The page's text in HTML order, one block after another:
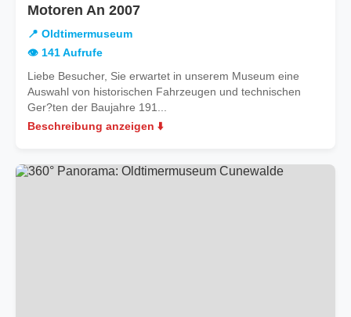
Motoren An 2007in
📍 Oldtimermuseum
👁️ 141 Aufrufe
Liebe Besucher, Sie erwartet in unserem Museum eine
Auswahl von historischen Fahrzeugen und technischen
Ger?ten der Baujahre 191...
Beschreibung anzeigen ⬇️